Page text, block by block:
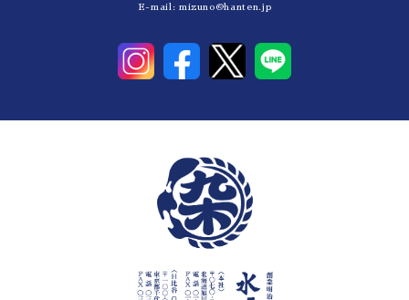
E-mail: mizuno@hanten.jp